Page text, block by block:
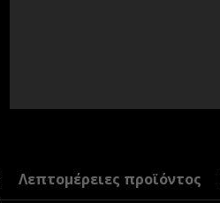
Λεπτομέρειες προϊόντος